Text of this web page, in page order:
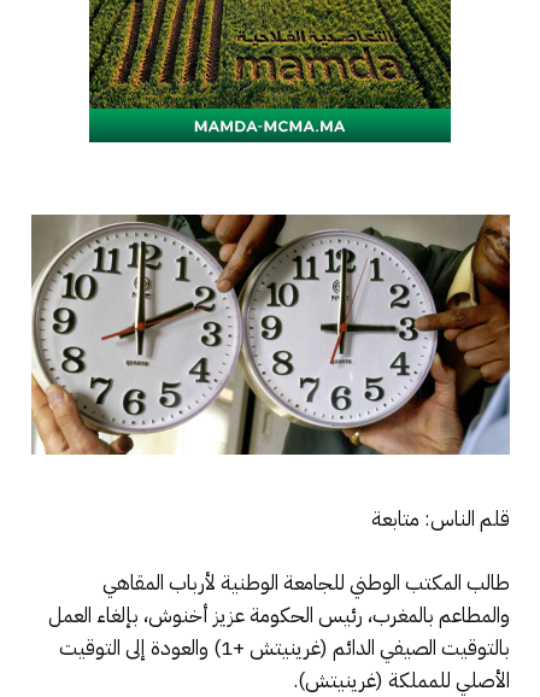
قلم الناس: متابعة
طالب المكتب الوطني للجامعة الوطنية لأرباب المقاهي
والمطاعم بالمغرب، رئيس الحكومة عزيز أخنوش، بإلغاء العمل
بالتوقيت الصيفي الدائم (غرينيتش +1) والعودة إلى التوقيت
الأصلي للمملكة (غرينيتش).